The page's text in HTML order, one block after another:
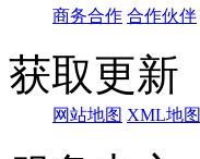
商务合作 合作伙伴
获取更新
网站地图 XML地图